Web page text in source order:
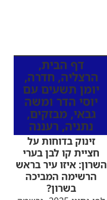
דף הבית,
הרצליה, חדרה,
יומן תשעים עם
יוסי הדר ומשה
גבאי, מבזקים,
נתניה, רעננה
זינוק בדוחות על
חציית קו לבן בערי
השרון: איזו עיר בראש
הרשימה המביכה
בשרון?